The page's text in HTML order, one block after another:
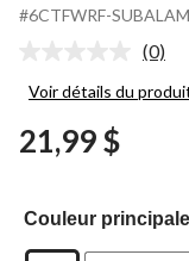
#6CTFWRF-SUBALAM
pour
page.
(0)
Voir détails du
21,99 $
Couleur